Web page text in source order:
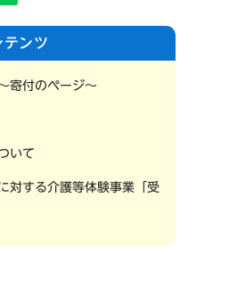
テンツ
寄付のページ〜
いて
対する介護等体験事業「受